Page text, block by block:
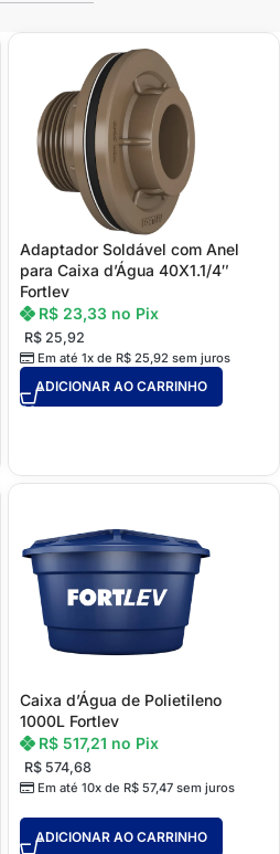
Adaptador Soldável com Anel
para Caixa d’Água 40X1.1/4″
Fortlev
R$25,92
Em até 1x de R$ 25,92 sem juros
R$ 23,33 no Pix
ADICIONAR AO CARRINHO
Caixa d’Água de Polietileno
1000L Fortlev
R$574,68
Em até 10x de R$ 57,47 sem juros
R$ 517,21 no Pix
ADICIONAR AO CARRINHO